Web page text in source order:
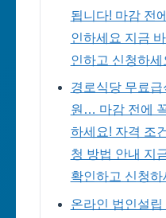
됩니다! 마감 전
인하세요 지금
인하고 신청하세
경로식당 무료급
원… 마감 전에
하세요! 자격 조
청 방법 안내 지
확인하고 신청하
온라인 법인설립